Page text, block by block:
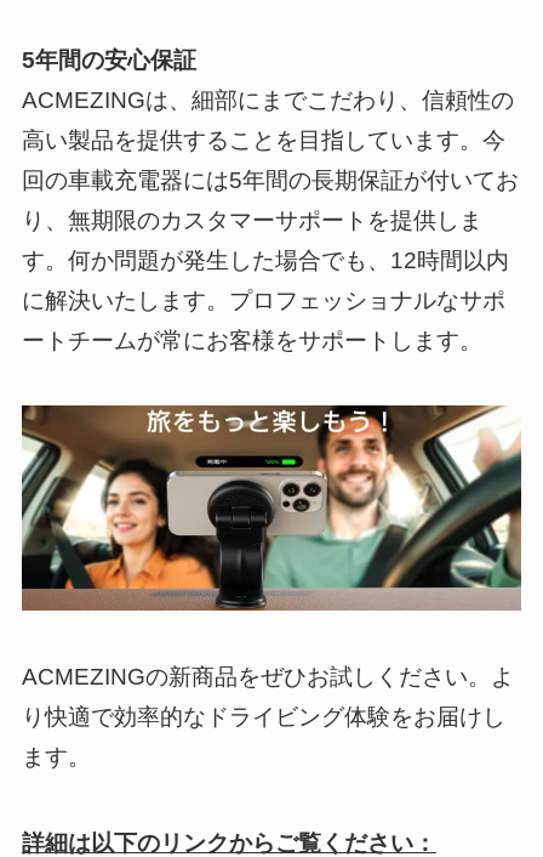
5年間の安心保証
ACMEZINGは、細部にまでこだわり、信頼性の
高い製品を提供することを目指しています。今
回の車載充電器には5年間の長期保証が付いてお
り、無期限のカスタマーサポートを提供しま
す。何か問題が発生した場合でも、12時間以内
に解決いたします。プロフェッショナルなサポ
ートチームが常にお客様をサポートします。
ACMEZINGの新商品をぜひお試しください。よ
り快適で効率的なドライビング体験をお届けし
ます。
詳細は以下のリンクからご覧ください：